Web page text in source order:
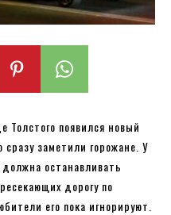
Толстого появился новый
заметили горожане. У
останавливать
дорогу по
его пока игнорируют.